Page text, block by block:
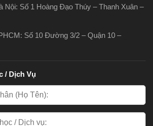
Nội: Số 1 Hoàng Đạo Thúy – Thanh Xuân –
Số 10 Đường 3/2 – Quận 10 –
/ Dịch Vụ